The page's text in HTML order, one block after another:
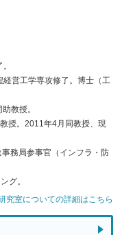
営工学専攻修了。博士（工
教授。
授。2011年4月同教授、現
務局参事官（インフラ・防
グ。
究室についての詳細はこちら